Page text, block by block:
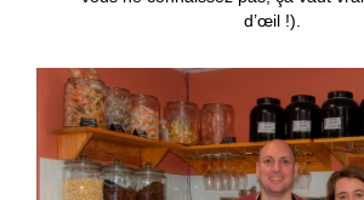
d’œil !).